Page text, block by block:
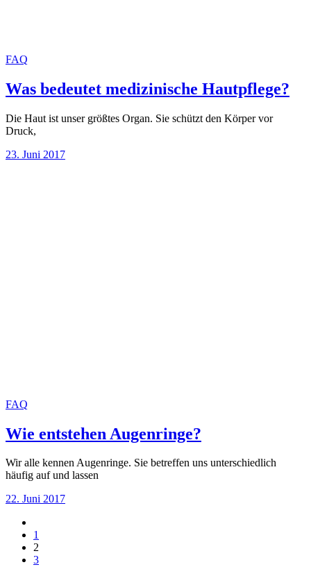
FAQ
Was bedeutet medizinische Hautpflege?
Die Haut ist unser größtes Organ. Sie schützt den Körper vor
Druck,
23. Juni 2017
FAQ
Wie entstehen Augenringe?
Wir alle kennen Augenringe. Sie betreffen uns unterschiedlich
häufig auf und lassen
22. Juni 2017
1
2
3